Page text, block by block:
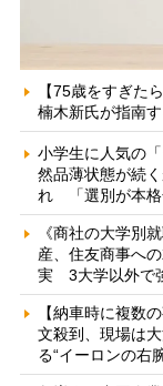
【75歳をすぎた
楠木新氏が指南
小学生に人気の
然品薄状態が続
れ 「選別が本格
《商社の大学別
産、住友商事へ
実 3大学以外で
【納車時に複数
文殺到、現場は
る“イーロンの右